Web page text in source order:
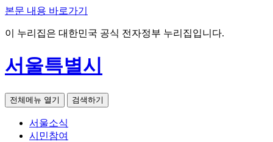
본문 내용 바로가기
이 누리집은 대한민국 공식 전자정부 누리집입니다.
서울특별시
전체메뉴 열기 검색하기
서울소식
시민참여